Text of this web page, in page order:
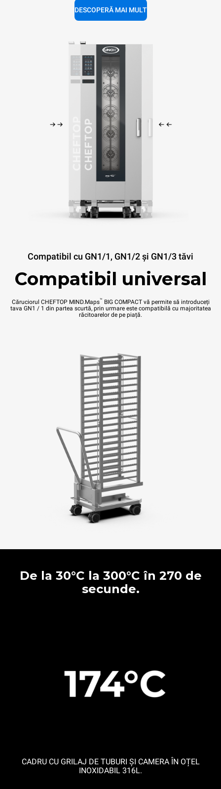
DESCOPERĂ MAI MULT
Compatibil cu GN1/1, GN1/2 și GN1/3 tăvi
Compatibil universal
Căruciorul CHEFTOP MIND.Maps™ BIG COMPACT vă permite să introduceți
tava GN1 / 1 din partea scurtă, prin urmare este compatibilă cu majoritatea
răcitoarelor de pe piață.
De la 30°C la 300°C în 270 de
secunde.
CADRU CU GRILAJ DE TUBURI ȘI CAMERA ÎN OȚEL
INOXIDABIL 316L.